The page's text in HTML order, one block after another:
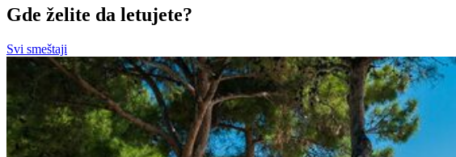
Gde želite da letujete?
Svi smeštaji